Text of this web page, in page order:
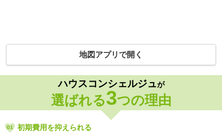
地図アプリで開く
ハウスコンシェルジュが
選ばれる3つの理由
初期費用を抑えられる